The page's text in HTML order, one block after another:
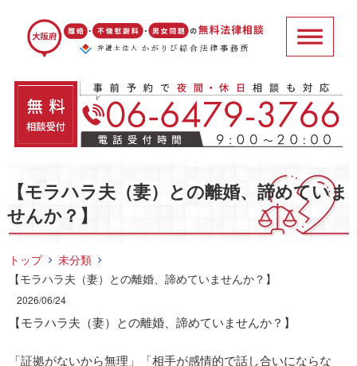
【モラハラ夫（妻）との離婚、諦めていま
せんか？】
トップ
未分類
【モラハラ夫（妻）との離婚、諦めていませんか？】
2026/06/24
【モラハラ夫（妻）との離婚、諦めていませんか？】
「証拠がないから無理」「相手が感情的で話し合いにならな